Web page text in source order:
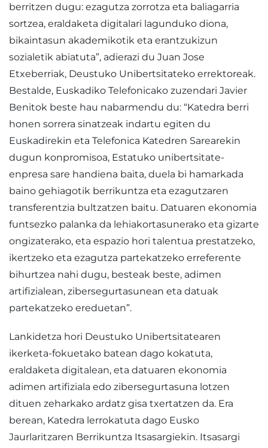
berritzen dugu: ezagutza zorrotza eta baliagarria
sortzea, eraldaketa digitalari lagunduko diona,
bikaintasun akademikotik eta erantzukizun
sozialetik abiatuta”, adierazi du Juan Jose
Etxeberriak, Deustuko Unibertsitateko errektoreak.
Bestalde, Euskadiko Telefonicako zuzendari Javier
Benitok beste hau nabarmendu du: “Katedra berri
honen sorrera sinatzeak indartu egiten du
Euskadirekin eta Telefonica Katedren Sarearekin
dugun konpromisoa, Estatuko unibertsitate-
enpresa sare handiena baita, duela bi hamarkada
baino gehiagotik berrikuntza eta ezagutzaren
transferentzia bultzatzen baitu. Datuaren ekonomia
funtsezko palanka da lehiakortasunerako eta gizarte
ongizaterako, eta espazio hori talentua prestatzeko,
ikertzeko eta ezagutza partekatzeko erreferente
bihurtzea nahi dugu, besteak beste, adimen
artifizialean, zibersegurtasunean eta datuak
partekatzeko ereduetan”.
Lankidetza hori Deustuko Unibertsitatearen
ikerketa-fokuetako batean dago kokatuta,
eraldaketa digitalean, eta datuaren ekonomia
adimen artifiziala edo zibersegurtasuna lotzen
dituen zeharkako ardatz gisa txertatzen da. Era
berean, Katedra lerrokatuta dago Eusko
Jaurlaritzaren Berrikuntza Itsasargiekin. Itsasargi